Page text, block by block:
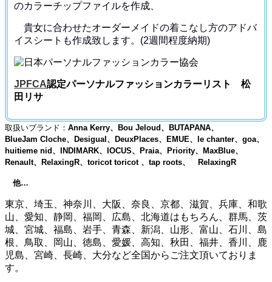
のカラーチップファイルを作成、
貴女に合わせたオーダーメイドの着こなし方のアドバ
イス シートも作成致します。(2週間程度納期)
JPFCA認定パーソナルファッションカラーリスト 松
田リサ
取扱いブランド： Anna Kerry、Bou Jeloud、BUTAPANA、
BlueJam Cloche、Desigual、DeuxPlaces、EMUE、le chanter、goa、
huitieme nid、INDIMARK、IOCUS、Praia、Priority、MaxBlue、
Renault、RelaxingR、toricot toricot 、tap roots、 RelaxingR
他…
東京、埼玉、神奈川、大阪、奈良、京都、滋賀、兵庫、和歌
山、愛知、静岡、福岡、広島、北海道はもちろん、群馬、茨
城、宮城、福島、岩手、青森、新潟、山形、富山、石川、島
根、鳥取、岡山、徳島、愛媛、高知、秋田、福井、香川、鹿
児島、宮崎、長崎、大分など全国からご注文頂いておりま
す。